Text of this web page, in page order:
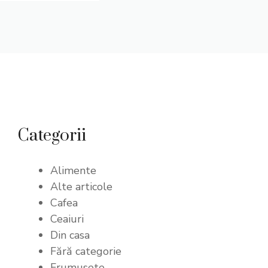
Categorii
Alimente
Alte articole
Cafea
Ceaiuri
Din casa
Fără categorie